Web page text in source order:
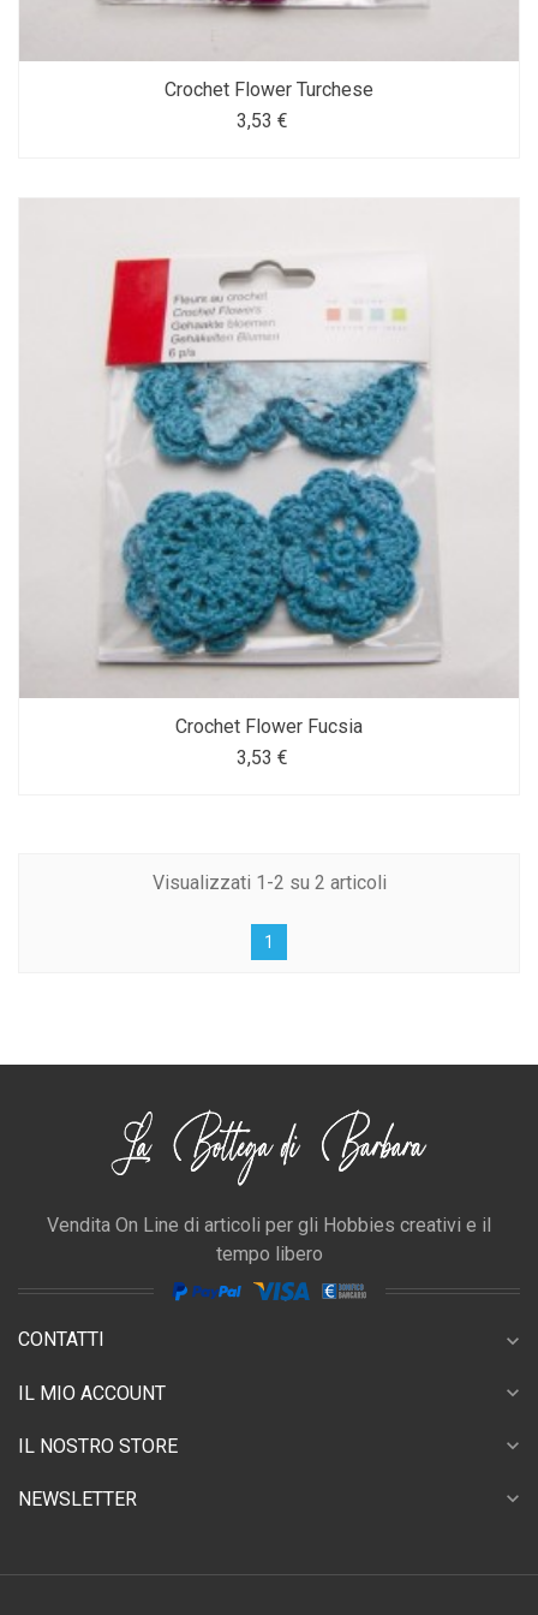
Crochet Flower Turchese
3,53 €
Crochet Flower Fucsia
3,53 €
Visualizzati 1-2 su 2 articoli
1
Vendita On Line di articoli per gli Hobbies creativi e il
tempo libero
CONTATTI expand_more
IL MIO ACCOUNT expand_more
IL NOSTRO STORE expand_more
NEWSLETTER expand_more